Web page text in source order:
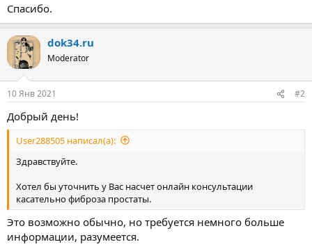
Спасибо.
dok34.ru
Moderator
10 Янв 2021 #2
Добрый день!
User288505 написал(а):
Здравствуйте.
Хотел бы уточнить у Вас насчет онлайн консультации
касательно фиброза простаты.
Это возможно обычно, но требуется немного больше
информации, разумеется.